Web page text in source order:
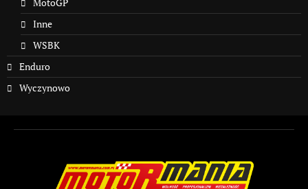
MotoGP
Inne
WSBK
Enduro
Wyczynowo